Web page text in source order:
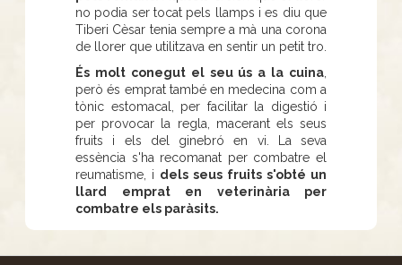
no podia ser tocat pels llamps i es diu que
Tiberi Cèsar tenia sempre a mà una corona
de llorer que utilitzava en sentir un petit tro.
És molt conegut el seu ús a la cuina
però és emprat també en medecina com a
tònic estomacal, per facilitar la digestió i
per provocar la regla, macerant els seus
fruits i els del ginebró en vi. La seva
essència s'ha recomanat per combatre el
reumatisme, i dels seus fruits s'obté un
llard emprat en veterinària per
combatre els paràsits.